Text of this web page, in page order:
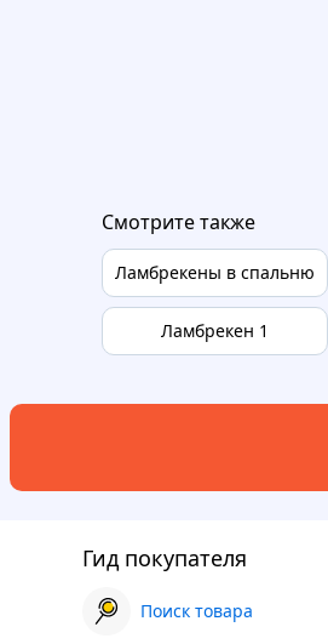
Смотрите также
Ламбрекены в спальню
Ламбрекен 1
Гид покупателя
Поиск товара